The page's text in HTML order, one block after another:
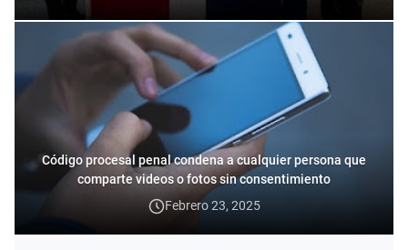
Código procesal penal condena a cualquier persona que
comparte videos o fotos sin consentimiento
Febrero 23, 2025